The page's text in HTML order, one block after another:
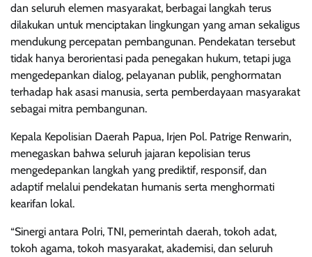
dan seluruh elemen masyarakat, berbagai langkah terus
dilakukan untuk menciptakan lingkungan yang aman sekaligus
mendukung percepatan pembangunan. Pendekatan tersebut
tidak hanya berorientasi pada penegakan hukum, tetapi juga
mengedepankan dialog, pelayanan publik, penghormatan
terhadap hak asasi manusia, serta pemberdayaan masyarakat
sebagai mitra pembangunan.
Kepala Kepolisian Daerah Papua, Irjen Pol. Patrige Renwarin,
menegaskan bahwa seluruh jajaran kepolisian terus
mengedepankan langkah yang prediktif, responsif, dan
adaptif melalui pendekatan humanis serta menghormati
kearifan lokal.
“Sinergi antara Polri, TNI, pemerintah daerah, tokoh adat,
tokoh agama, tokoh masyarakat, akademisi, dan seluruh